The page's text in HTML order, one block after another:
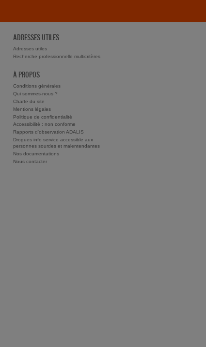
ADRESSES UTILES
Adresses utiles
Recherche professionnelle multicritères
À PROPOS
Conditions générales
Qui sommes-nous ?
Charte du site
Mentions légales
Politique de confidentialité
Accessibilité : non conforme
Rapports d'observation ADALIS
Drogues info service accessible aux
personnes sourdes et malentendantes
Nos documentations
Nous contacter